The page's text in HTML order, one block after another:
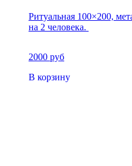
Ритуальная 100×200,
на 2 человека.
2000 руб
В корзину